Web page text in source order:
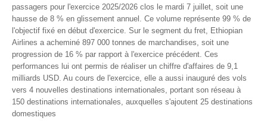
passagers pour l'exercice 2025/2026 clos le mardi 7 juillet, soit une
hausse de 8 % en glissement annuel. Ce volume représente 99 % de
l'objectif fixé en début d'exercice. Sur le segment du fret, Ethiopian
Airlines a acheminé 897 000 tonnes de marchandises, soit une
progression de 16 % par rapport à l'exercice précédent. Ces
performances lui ont permis de réaliser un chiffre d'affaires de 9,1
milliards USD. Au cours de l'exercice, elle a aussi inauguré des vols
vers 4 nouvelles destinations internationales, portant son réseau à
150 destinations internationales, auxquelles s'ajoutent 25 destinations
domestiques